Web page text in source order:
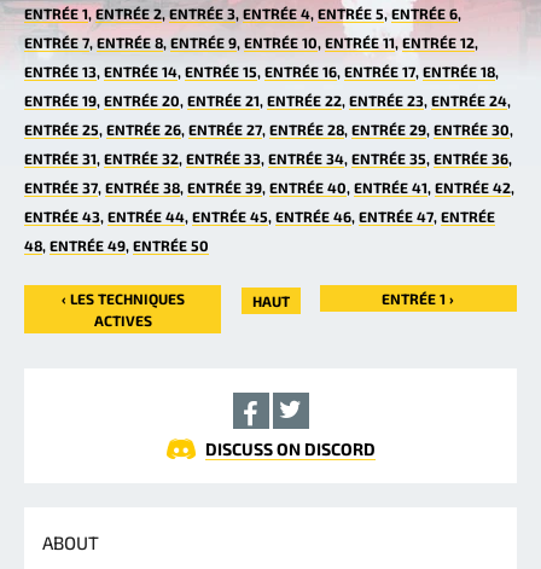
ENTRÉE 1 ENTRÉE 2 ENTRÉE 3 ENTRÉE 4 ENTRÉE 5 ENTRÉE 6
ENTRÉE 7 ENTRÉE 8 ENTRÉE 9 ENTRÉE 10 ENTRÉE 11 ENTRÉE 12
ENTRÉE 13 ENTRÉE 14 ENTRÉE 15 ENTRÉE 16 ENTRÉE 17 ENTRÉE 18
ENTRÉE 19 ENTRÉE 20 ENTRÉE 21 ENTRÉE 22 ENTRÉE 23 ENTRÉE 24
ENTRÉE 25 ENTRÉE 26 ENTRÉE 27 ENTRÉE 28 ENTRÉE 29 ENTRÉE 30
ENTRÉE 31 ENTRÉE 32 ENTRÉE 33 ENTRÉE 34 ENTRÉE 35 ENTRÉE 36
ENTRÉE 37 ENTRÉE 38 ENTRÉE 39 ENTRÉE 40 ENTRÉE 41 ENTRÉE 42
ENTRÉE 43 ENTRÉE 44 ENTRÉE 45 ENTRÉE 46 ENTRÉE 47 ENTRÉE
48 ENTRÉE 49 ENTRÉE 50
‹ LES TECHNIQUES
ACTIVES
HAUT ENTRÉE 1 ›
DISCUSS ON DISCORD
ABOUT